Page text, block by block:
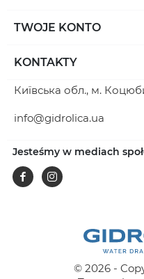
TWOJE KONTO
KONTAKTY
Київська обл., м.
info@gidrolica.ua
Jesteśmy w mediach
FacebookInstagram
© 2026 -